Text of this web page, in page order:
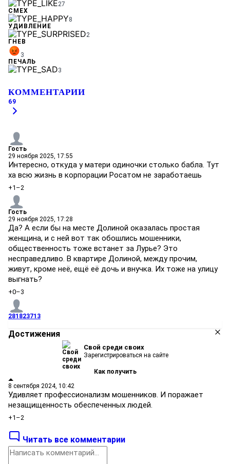
27
СМЕХ
8
УДИВЛЕНИЕ
2
ГНЕВ
3
ПЕЧАЛЬ
3
КОММЕНТАРИИ
69
Гость
29 ноября 2025, 17:55
Интересно, откуда у матери одиночки столько бабла. Тут
ха всю жизнь в корпорации Росатом не заработаешь
+1 –2
Гость
29 ноября 2025, 17:28
Да? А если бы на месте Долиной оказалась простая
женщина, и с ней вот так обошлись мошенники,
общественность тоже встанет за Лурье? Это
несправедливо. В квартире Долиной, между прочим,
живут, кроме неё, ещё её дочь и внучка. Их тоже на улицу
выгнать?
+0–3
281823713
Достижения
Свой среди своих
Зарегистрироваться на сайте
Как получить
8 сентября 2024, 10:42
Удивляет профессионализм мошенников. И поражает
незащищенность обеспеченных людей.
+1 –2
Читать все комментарии